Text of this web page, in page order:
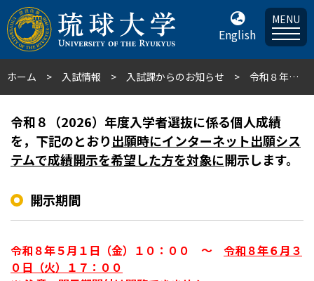
English
MENU
ホーム 入試情報 入試課からのお知らせ 令和８年度琉球大学入学試験個人成績開示について
令和８（2026）年度入学者選抜に係る個人成績
を，下記のとおり出願時にインターネット出願シス
テムで成績開示を希望した方を対象に開示します。
開示期間
令和８年５月１日（金）１０：００ ～ 令和８年６月３
０日（火）１７：００